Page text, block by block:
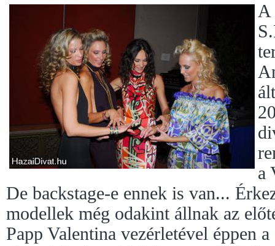
A
a
De backstage-e ennek is van...
modellek még odakint állnak az
Papp Valentina vezérletével éppen